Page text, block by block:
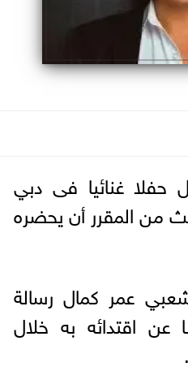
حفلا غنائيا فى دبي
من المقرر أن يحضره
عمر كمال رسالة
عن اقتدائه به خلال